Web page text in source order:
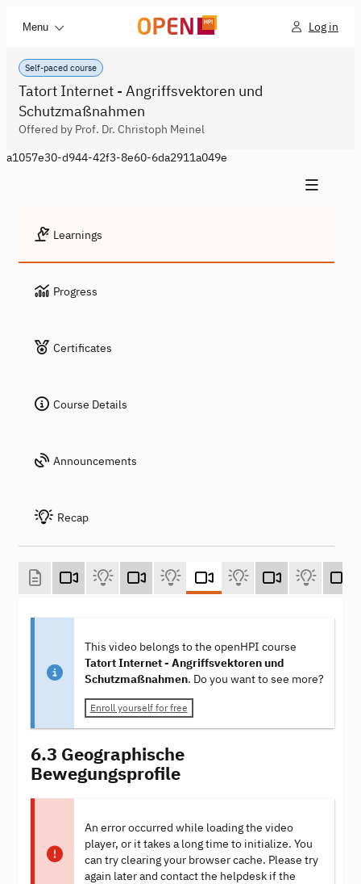
Menu Log in
Self-paced course
Tatort Internet - Angriffsvektoren und
Schutzmaßnahmen
Offered by Prof. Dr. Christoph Meinel
a1057e30-d944-42f3-8e60-6da2911a049e
Learnings
Progress
Certificates
Course Details
Announcements
Recap
This video belongs to the openHPI course
Tatort Internet - Angriffsvektoren und
Schutzmaßnahmen. Do you want to see more?
Enroll yourself for free
6.3 Geographische
Bewegungsprofile
An error occurred while loading the video
player, or it takes a long time to initialize. You
can try clearing your browser cache. Please try
again later and contact the helpdesk if the